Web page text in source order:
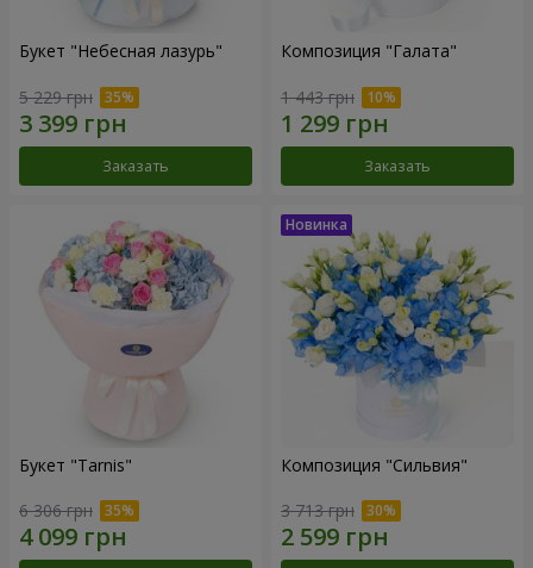
Букет "Небесная лазурь"
5 229 грн
Заказать
Композиция "Галата"
1 443 грн
Заказать
Букет "Tarnis"
6 306 грн
Композиция "Сильвия"
3 713 грн